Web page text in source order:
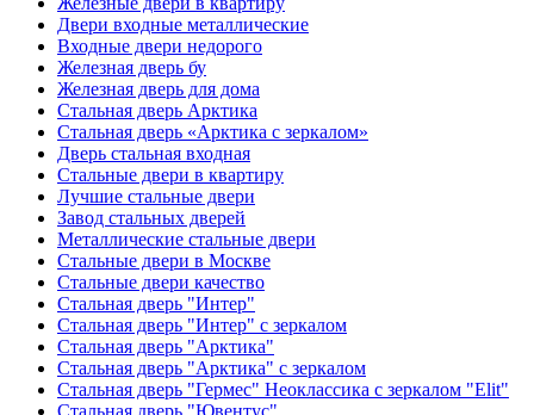
Двери входные металлические
Входные двери недорого
Железная дверь бу
Железная дверь для дома
Стальная дверь Арктика
Стальная дверь «Арктика с зеркалом»
Дверь стальная входная
Стальные двери в квартиру
Лучшие стальные двери
Завод стальных дверей
Металлические стальные двери
Стальные двери в Москве
Стальные двери качество
Стальная дверь "Интер"
Стальная дверь "Интер" с зеркалом
Стальная дверь "Арктика"
Стальная дверь "Арктика" с зеркалом
Стальная дверь "Гермес" Неоклассика с зеркалом "Elit"
Стальная дверь "Ювентус"